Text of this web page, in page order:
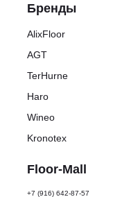
Бренды
Floor-Mall
AlixFloor
AGT
TerHurne
Haro
+7 (916) 642-87-57
Wineo
Kronotex